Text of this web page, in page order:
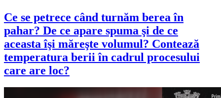
Ce se petrece când turnăm berea în
pahar? De ce apare spuma şi de ce
aceasta îşi măreşte volumul? Contează
temperatura berii în cadrul procesului
care are loc?